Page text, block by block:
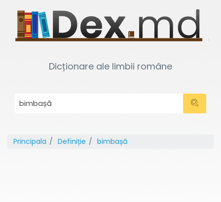
Dicționare ale limbii române
Principala Definiție bimbașă